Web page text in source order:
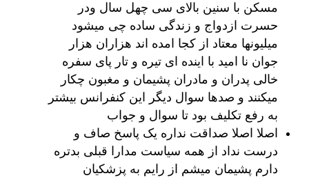
مسکن با سنین بالای سی چهل سال ودر
حسرت ازدواج و زندگی ساده چی میشود
میلیونها معتاد از کجا امده اند هزاران هزار
جوان نا امید با اینده ای تیره و تار پای سفره
خالی پدران و مادران پشیمان و مغبون چکار
میکنند و صدها سوال دیگر این کنفرانس بیشتر
به رفع تکلیف بود تا سوال و جواب
اصلا اصلا صداقت نداره یک پاسخ صاف و
درست نداد از همه سیاست مدارا قبلی بدتره
دارم پشیمان میشم از رایم به پزشکیان